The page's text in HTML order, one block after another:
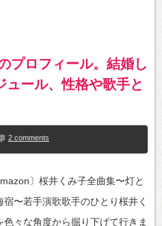
プロフィール。結婚し
ュール、性格や歌手と
2 comments
〕桜井くみ子全曲集〜灯と
宿〜若手演歌歌手のひとり桜井く
色々な角度から掘り下げて行きま